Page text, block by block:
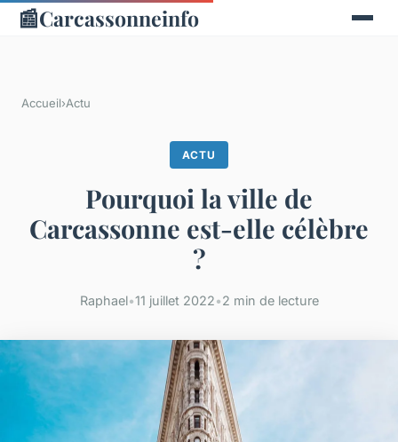
📰Carcassonneinfo
Accueil›Actu
ACTU
Pourquoi la ville de
Carcassonne est-elle célèbre
?
Raphael•11 juillet 2022•2 min de lecture